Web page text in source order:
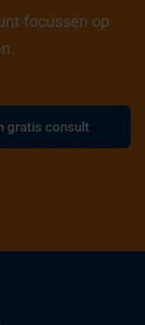
focussen op
gratis consult